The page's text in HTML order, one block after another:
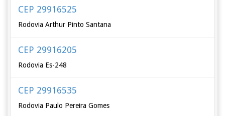
CEP 29916525
Rodovia Arthur Pinto Santana
CEP 29916205
Rodovia Es-248
CEP 29916535
Rodovia Paulo Pereira Gomes